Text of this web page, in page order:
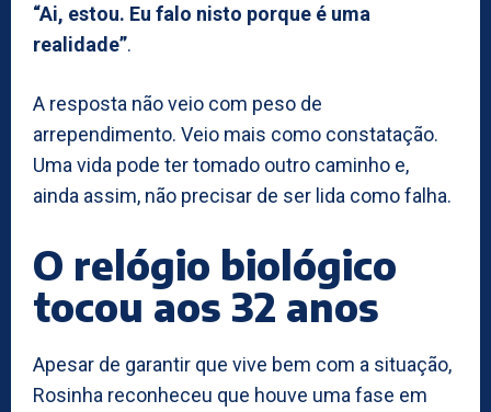
“Ai, estou. Eu falo nisto porque é uma
realidade”.
A resposta não veio com peso de
arrependimento. Veio mais como constatação.
Uma vida pode ter tomado outro caminho e,
ainda assim, não precisar de ser lida como falha.
O relógio biológico
tocou aos 32 anos
Apesar de garantir que vive bem com a situação,
Rosinha reconheceu que houve uma fase em